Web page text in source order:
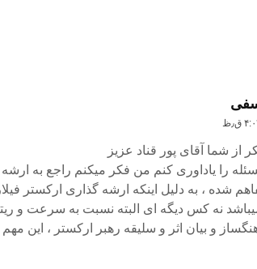
از شما آقاى پور قناد عزیز
را یاداورى کنم من فکر میکنم راجع به
شده ، به دلیل اینکه ارشه گذارى ارکستر
نه کس دیگه اى البته نسبت به سرعت و
و بیان اثر و سلیقه رهبر ارکستر ، این مهم